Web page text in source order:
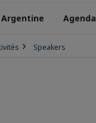
Argentine Agenda
Speakers